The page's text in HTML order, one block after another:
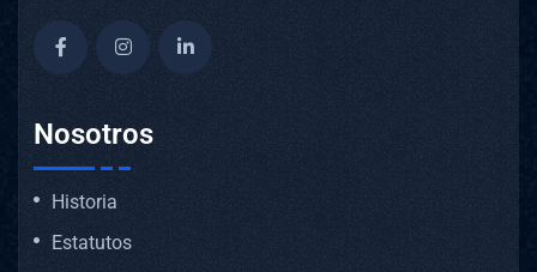
Nosotros
Historia
Estatutos